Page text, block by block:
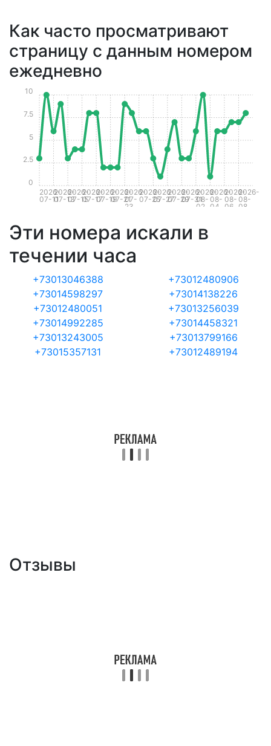
Как часто просматривают
страницу с данным номером
ежедневно
2026-
07-11
2026-
07-13
2026-
07-15
2026-
07-17
2026-
07-19
2026-
07-21
2026-
07-
23
2026-
07-25
2026-
07-27
2026-
07-29
2026-
07-31
2026-
08-
02
2026-
08-
04
2026-
08-
06
2026-
08-
08
0
2.5
5
7.5
10
Эти номера искали в
течении часа
+73013046388
+73012480906
+73014598297
+73014138226
+73012480051
+73013256039
+73014992285
+73014458321
+73013243005
+73013799166
+73015357131
+73012489194
Отзывы